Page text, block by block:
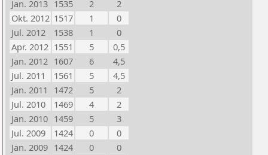
Jan. 2013 1535 2
2
Okt. 2012 1517 1
0
Jul. 2012
1538 1
0
Apr. 2012 1551 5
0,5
Jan. 2012 1607 6
4,5
Jul. 2011
1561 5
4,5
Jan. 2011
1472 5
2
Jul. 2010
1469 4
2
Jan. 2010 1459 5
3
Jul. 2009
1424 0
0
Jan. 2009 1424 0
0